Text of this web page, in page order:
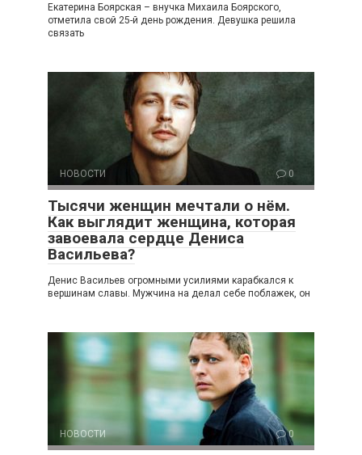
Екатерина Боярская – внучка Михаила Боярского,
отметила свой 25-й день рождения. Девушка решила
связать
НОВОСТИ 0
Тысячи женщин мечтали о нём.
Как выглядит женщина, которая
завоевала сердце Дениса
Васильева?
Денис Васильев огромными усилиями карабкался к
вершинам славы. Мужчина на делал себе поблажек, он
НОВОСТИ 0